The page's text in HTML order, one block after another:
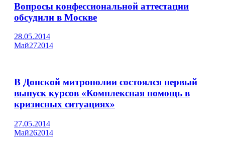
Вопросы конфессиональной аттестации
обсудили в Москве
28.05.2014
Май272014
В Донской митрополии состоялся первый
выпуск курсов «Комплексная помощь в
кризисных ситуациях»
27.05.2014
Май262014